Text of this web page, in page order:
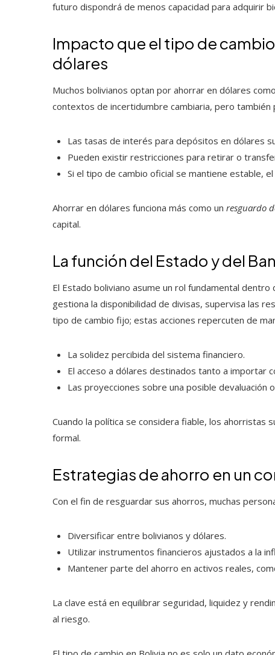
futuro dispondrá de menos capacidad para adquirir
Impacto que el tipo de
dólares
Muchos bolivianos optan por ahorrar en dólares
contextos de incertidumbre cambiaria, pero también
Las tasas de interés para depósitos en dólares
Pueden existir restricciones para retirar o
Si el tipo de cambio oficial se mantiene estable,
Ahorrar en dólares funciona más como un resguardo
capital.
La función del Estado y del
El Estado boliviano asume un rol fundamental
gestiona la disponibilidad de divisas, supervisa las
tipo de cambio fijo; estas acciones repercuten de
La solidez percibida del sistema financiero.
El acceso a dólares destinados tanto a importar
Las proyecciones sobre una posible devaluación
Cuando la política se considera fiable, los
formal.
Estrategias de ahorro en un
Con el fin de resguardar sus ahorros, muchas
Diversificar entre bolivianos y dólares.
Utilizar instrumentos financieros ajustados a la
Mantener parte del ahorro en activos reales,
La clave está en equilibrar seguridad, liquidez y
al riesgo.